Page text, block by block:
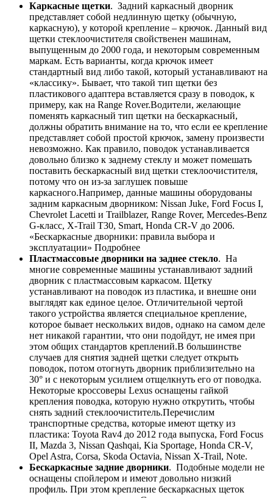
Каркасные щетки. Задний каркасный дворник
представляет собой недлинную щетку (обычную,
каркасную), у которой крепление – крючок. Данный вид
щетки стеклоочистителя свойственен машинам,
выпущенным до 2000 года, и некоторым современным
маркам. Есть варианты, когда крючок имеет
стандартный вид либо такой, который устанавливают на
«классику». Бывает, что такой тип щетки без
пластикового адаптера вставляется сразу в поводок, к
примеру, как на Range Rover.Водители, желающие
поменять каркасный тип щетки на бескаркасный,
должны обратить внимание на то, что если ее крепление
представляет собой простой крючок, замену произвести
невозможно. Как правило, поводок устанавливается
довольно близко к заднему стеклу и может помешать
поставить бескаркасный вид щетки стеклоочистителя,
потому что он из-за заглушек повыше
каркасного.Например, данные машины оборудованы
задним каркасным дворником: Nissan Juke, Ford Focus I,
Chevrolet Lacetti и Trailblazer, Range Rover, Mercedes-Benz
G-класс, X-Trail T30, Smart, Honda CR-V до 2006.
«Бескаркасные дворники: правила выбора и
эксплуатации» Подробнее
Пластмассовые дворники на заднее стекло. На
многие современные машины устанавливают задний
дворник с пластмассовым каркасом. Щетку
устанавливают на поводок из пластика, и внешне они
выглядят как единое целое. Отличительной чертой
такого устройства является специальное крепление,
которое бывает нескольких видов, однако на самом деле
нет никакой гарантии, что они подойдут, не имея при
этом общих стандартов креплений.В большинстве
случаев для снятия задней щетки следует открыть
поводок, потом отогнуть дворник приблизительно на
30° и с некоторым усилием отщелкнуть его от поводка.
Некоторые кроссоверы Lexus оснащены гайкой
крепления поводка, которую нужно открутить, чтобы
снять задний стеклоочиститель.Перечислим
транспортные средства, которые имеют щетку из
пластика: Toyota Rav4 до 2012 года выпуска, Ford Focus
II, Mazda 3, Nissan Qashqai, Kia Sportage, Honda CR-V,
Opel Astra, Corsa, Skoda Octavia, Nissan X-Trail, Note.
Бескаркасные задние дворники. Подобные модели не
оснащены спойлером и имеют довольно низкий
профиль. При этом крепление бескаркасных щеток